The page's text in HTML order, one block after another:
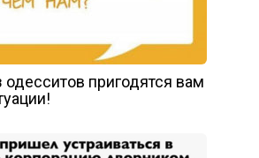
одесситов пригодятся вам